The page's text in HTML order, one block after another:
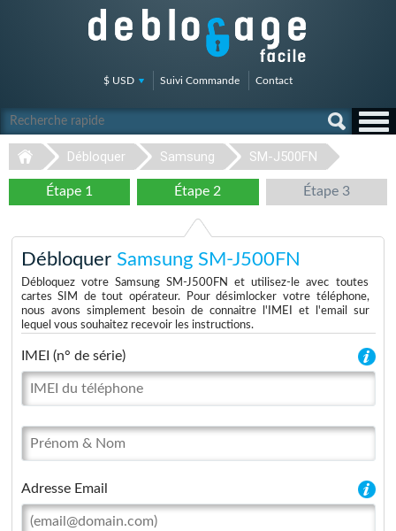
$ USD Suivi Commande Contact
Débloquer Samsung SM-J500FN
Étape 1 Étape 2 Étape 3
Débloquer Samsung SM-J500FN
Débloquez votre Samsung SM-J500FN et utilisez-le avec toutes
cartes SIM de tout opérateur. Pour désimlocker votre téléphone,
nous avons simplement besoin de connaitre l'IMEI et l'email sur
lequel vous souhaitez recevoir les instructions.
IMEI (n° de série)
Adresse Email